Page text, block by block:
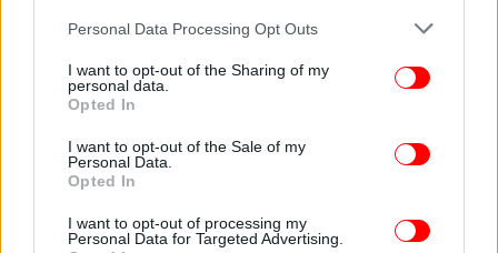
Please note that this website/app uses one or more Google
not limited to your visit or usage behaviour. You may click to
grant or deny consent to Google and its third-party tags to
use your data for below specified purposes in below Google
consent section.
Personal Data Processing Opt Outs
I want to opt-out of the Sharing of my
personal data.
Opted In
I want to opt-out of the Sale of my
Personal Data.
Opted In
I want to opt-out of processing my
Personal Data for Targeted Advertising.